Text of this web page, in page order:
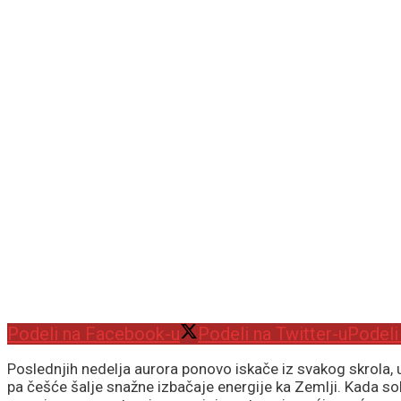
Podeli na Facebook-u Podeli na Twitter-u
Poslednjih nedelja aurora ponovo iskače iz svakog
pa češće šalje snažne izbačaje energije ka Zemlji. Kada